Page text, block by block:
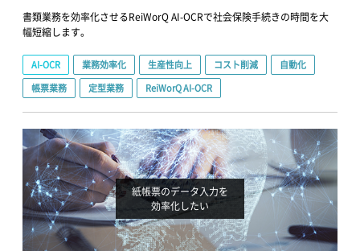
書類業務を効率化させるReiWorQ AI-OCRで社会保険手続きの時間を大
幅短縮します。
AI-OCR 業務効率化 生産性向上 コスト削減
自動化
帳票業務
定型業務 ReiWorQ AI-OCR
紙帳票のデータ入力を
効率化したい